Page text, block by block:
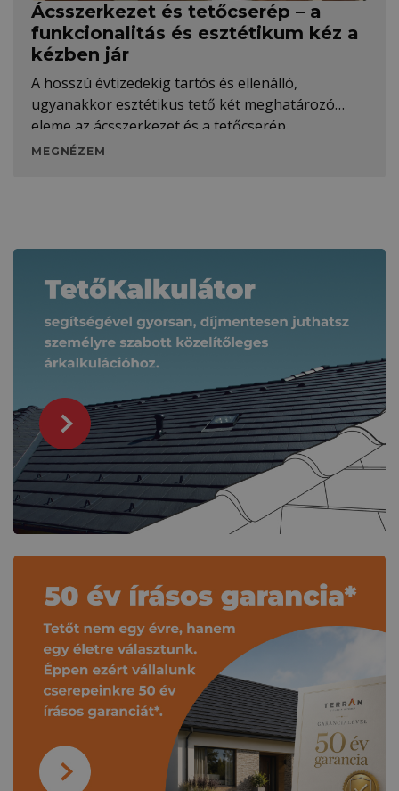
Ácsszerkezet és tetőcserép – a
funkcionalitás és esztétikum kéz a
kézben jár
A hosszú évtizedekig tartós és ellenálló,
ugyanakkor esztétikus tető két meghatározó
eleme az ácsszerkezet és a tetőcserép.
MEGNÉZEM